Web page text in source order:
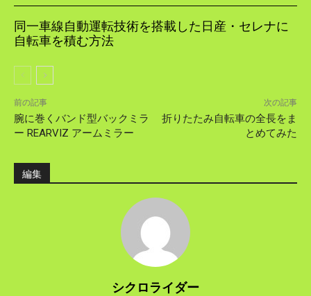
同一車線自動運転技術を搭載した日産・セレナに
自転車を積む方法
前の記事
腕に巻くバンド型バックミラ
ー REARVIZ アームミラー
次の記事
折りたたみ自転車の全長をま
とめてみた
編集
シクロライダー